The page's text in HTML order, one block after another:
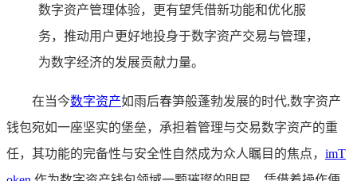
数字资产管理体验，更有望凭借新功能和优化服
务，推动用户更好地投身于数字资产交易与管理，
为数字经济的发展贡献力量。
在当今数字资产如雨后春笋般蓬勃发展的时代,数字资产
钱包宛如一座坚实的堡垒，承担着管理与交易数字资产的重
任，其功能的完备性与安全性自然成为众人瞩目的焦点， imT